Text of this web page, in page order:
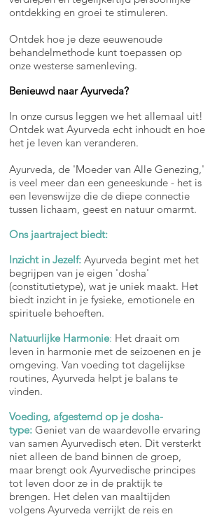
ontdekking en groei te stimuleren.
Ontdek hoe je deze eeuwenoude
behandelmethode kunt toepassen op
onze westerse samenleving.
Benieuwd naar Ayurveda?
In onze cursus leggen we het allemaal uit!
Ontdek wat Ayurveda echt inhoudt en hoe
het je leven kan veranderen.
Ayurveda, de 'Moeder van Alle Genezing,'
is veel meer dan een geneeskunde - het is
een levenswijze die de diepe connectie
tussen lichaam, geest en natuur omarmt.
Ons jaartraject biedt:
Inzicht in Jezelf: Ayurveda begint met het
begrijpen van je eigen 'dosha'
(constitutietype), wat je uniek maakt. Het
biedt inzicht in je fysieke, emotionele en
spirituele behoeften.
Natuurlijke Harmonie: Het draait om
leven in harmonie met de seizoenen en je
omgeving. Van voeding tot dagelijkse
routines, Ayurveda helpt je balans te
vinden.
Voeding, afgestemd op je dosha-
type: Geniet van de waardevolle ervaring
van samen Ayurvedisch eten. Dit versterkt
niet alleen de band binnen de groep,
maar brengt ook Ayurvedische principes
tot leven door ze in de praktijk te
brengen. Het delen van maaltijden
volgens Ayurveda verrijkt de reis en